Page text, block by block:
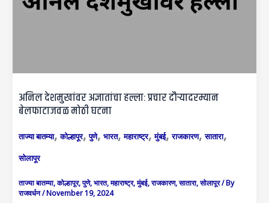
अनिल देशमुखांवर अज्ञातांचा हल्ला: प्रचार दौऱ्यादरम्यान
बेलफाटाजवळ मोठी घटना
ताज्या बातम्या,कोल्हापूर,पुणे, भारत,महाराष्ट्र,मुंबई,राजकारण,सातारा,
सोलापूर
ताज्या बातम्या,कोल्हापूर,पुणे,भारत,महाराष्ट्र,मुंबई,राजकारण,सातारा,सोलापूर/ By
राजवर्धन/November 19, 2024